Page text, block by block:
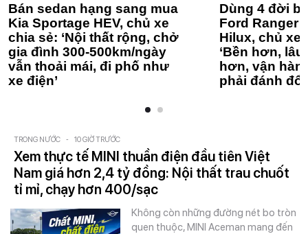
Bán sedan hạng sang mua
Kia Sportage HEV, chủ xe
chia sẻ: ‘Nội thất rộng, chở
gia đình 300-500km/ngày
vẫn thoải mái, đi phố như
xe điện’
Dùng 4 đời
Ford Ranger
Hilux, chủ xe
‘Bền hơn,
hơn, vận
phải đánh
TRONG NƯỚC - 10 GIỜ TRƯỚC
Xem thực tế MINI thuần điện đầu tiên Việt
Nam giá hơn 2,4 tỷ đồng: Nội thất trau chuốt
tỉ mỉ, chạy hơn 400/sạc
Không còn những đường nét bo tròn
quen thuộc, MINI Aceman mang đến